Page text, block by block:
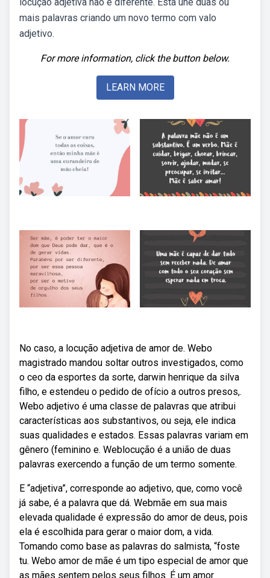
mais palavras criando um novo termo com valo
adjetivo.
For more information, click the button below.
LEARN MORE
No caso, a locução adjetiva de amor de. Webo
magistrado mandou soltar outros investigados, como
o ceo da esportes da sorte, darwin henrique da silva
filho, e estendeu o pedido de ofício a outros presos,.
Webo adjetivo é uma classe de palavras que atribui
características aos substantivos, ou seja, ele indica
suas qualidades e estados. Essas palavras variam em
gênero (feminino e. Weblocução é a união de duas
palavras exercendo a função de um termo somente.
E “adjetiva”, corresponde ao adjetivo, que, como você
já sabe, é a palavra que dá. Webmãe em sua mais
elevada qualidade é expressão do amor de deus, pois
ela é escolhida para gerar o maior dom, a vida.
Tomando como base as palavras do salmista, “foste
tu. Web⁠o amor de mãe é um tipo especial de amor que
as mães sentem pelos seus filhos. É um amor